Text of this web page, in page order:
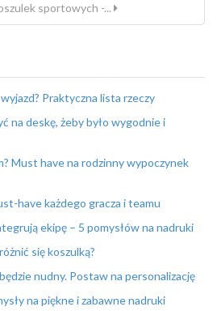
sportowych -...
Praktyczna lista rzeczy
na deskę, żeby było wygodnie i
Must have na rodzinny wypoczynek
have każdego gracza i teamu
ekipę – 5 pomysłów na nadruki
się koszulką?
nudny. Postaw na personalizację
na piękne i zabawne nadruki